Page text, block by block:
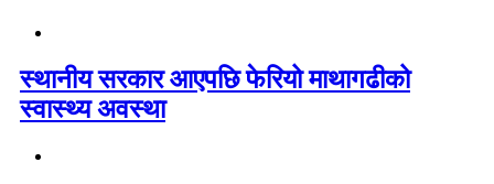
स्थानीय सरकार आएपछि फेरियो माथागढीको
स्वास्थ्य अवस्था